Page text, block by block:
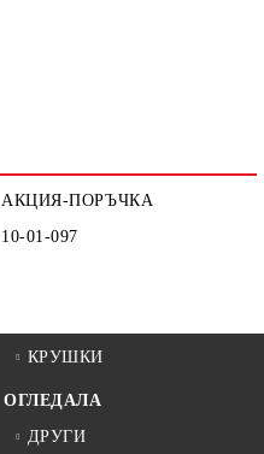
АКЦИЯ-ПОРЪЧКА
10-01-097
КРУШКИ
ОГЛЕДАЛА
ДРУГИ